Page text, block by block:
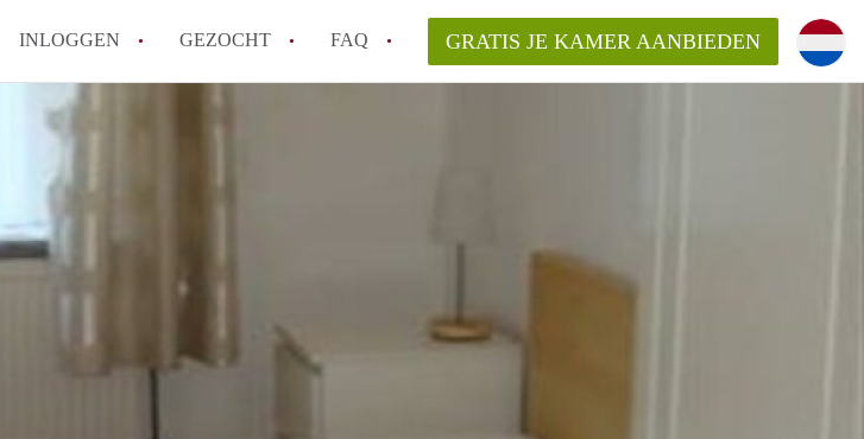
INLOGGEN GEZOCHT FAQ
Moet ik mij inschrijven bij de gemeente als ik een kamer huur in
In welke wijken van Rotterdam kan ik het beste wonen als student?
Hoe vind ik een kamer in Rotterdam?
Alle veelgestelde vragen
GRATIS JE KAMER AANBIEDEN